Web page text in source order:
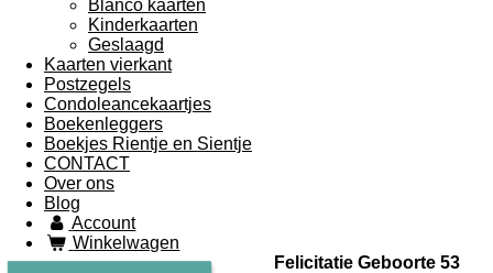
Blanco kaarten
Kinderkaarten
Geslaagd
Kaarten vierkant
Postzegels
Condoleancekaartjes
Boekenleggers
Boekjes Rientje en Sientje
CONTACT
Over ons
Blog
Account
Winkelwagen
Felicitatie Geboorte 53